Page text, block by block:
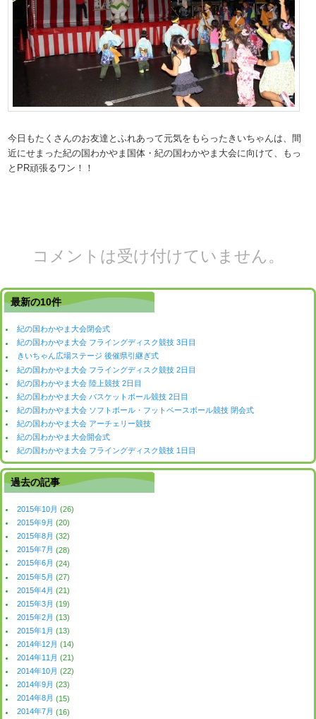
今日もたくさんのお友達とふれあって元気をもらったきいちゃんは、間
近にせまった紀の国わかやま国体・紀の国わかやま大会に向けて、もっ
とPR頑張るワン！！
コメントは受け付けていません。
最新の10件
紀の国わかやま大会閉会式
紀の国わかやま大会 フライングディスク競技 3日目
きいちゃん広場ステージ 後催県引継ぎ式
紀の国わかやま大会 フライングディスク競技 2日目
紀の国わかやま大会 陸上競技 2日目
紀の国わかやま大会 バスケットボール競技 2日目
紀の国わかやま大会 ソフトボール・フットベースボール競技 閉会式
紀の国わかやま大会 アーチェリー競技
紀の国わかやま大会開会式
紀の国わかやま大会 フライングディスク競技 1日目
過去の記事
2015年10月 (26)
2015年9月 (20)
2015年8月 (32)
2015年7月 (28)
2015年6月 (24)
2015年5月 (27)
2015年4月 (21)
2015年3月 (19)
2015年2月 (13)
2015年1月 (13)
2014年12月 (14)
2014年11月 (21)
2014年10月 (22)
2014年9月 (23)
2014年8月 (15)
2014年7月 (16)